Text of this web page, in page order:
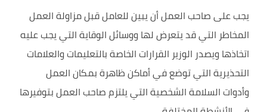
يجب على صاحب العمل أن يبين للعامل قبل مزاولة العمل
المخاطر التي قد يتعرض لها ووسائل الوقاية التي يجب عليه
اتخاذها ويصدر الوزير القرارات الخاصة بالتعليمات والعلامات
التحذيرية التي توضع في أماكن ظاهرة بمكان العمل
وأدوات السلامة الشخصية التي يلتزم صاحب العمل بتوفيرها